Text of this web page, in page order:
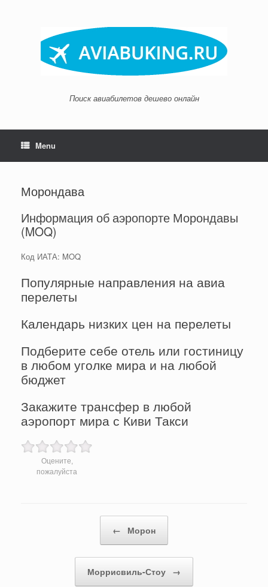
Поиск авиабилетов дешево онлайн
Menu
Морондава
Информация об аэропорте Морондавы
(MOQ)
Код ИАТА: MOQ
Популярные направления на авиа
перелеты
Календарь низких цен на перелеты
Подберите себе отель или гостиницу
в любом уголке мира и на любой
бюджет
Закажите трансфер в любой
аэропорт мира с Киви Такси
Оцените,
пожалуйста
← Морон
Моррисвиль-Стоу →